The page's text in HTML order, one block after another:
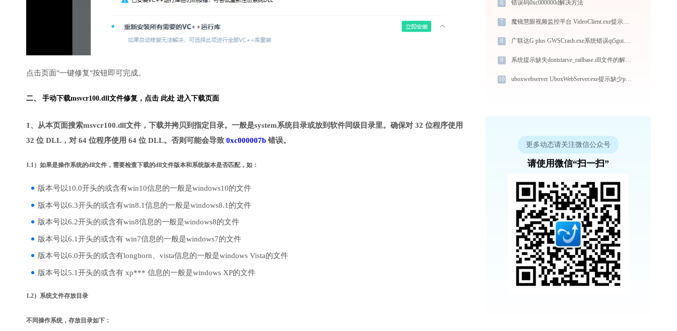
点击页面"一键修复"按钮即可完成。
二、 手动下载msvcr100.dll文件修复， 点击 此处 进入下载页面
1、从本页面搜索msvcr100.dll文件，下载并拷贝到指定目录。一般是system系统目录或放到软件同级目录里。确保对 32 位程序使用
32 位 DLL，对 64 位程序使用 64 位 DLL。否则可能会导致 0xc000007b 错误。
1.1）如果是操作系统的dll文件，需要检查下载的dll文件版本和系统版本是否匹配，如：
版本号以10.0开头的或含有win10信息的一般是windows10的文件
版本号以6.3开头的或含有win8.1信息的一般是windows8.1的文件
版本号以6.2开头的或含有win8信息的一般是windows8的文件
版本号以6.1开头的或含有 win7信息的一般是windows7的文件
版本号以6.0开头的或含有longhorn、vista信息的一般是windows Vista的文件
版本号以5.1开头的或含有 xp*** 信息的一般是windows XP的文件
1.2）系统文件存放目录
不同操作系统，存放目录如下：
6 错误码0xc000000d解决方法
7 魔镜慧眼视频监控平台 VideoClient.exe提示缺少api-ms-win-crt-private-l1-1-0.dll文件的解决办法
8 广联达G plus GWSCrash.exe系统错误qt5gui.dll丢失如何解决
9 系统提示缺失dontstarve_railbase.dll文件的解决方法
10 uboxwebserver UboxWebServer.exe提示缺少phonic_ubox.dll文件的解决办法
更多动态请关注微信公众号
请使用微信“扫一扫”